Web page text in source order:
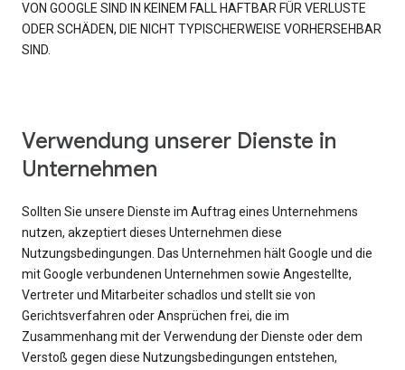
VON GOOGLE SIND IN KEINEM FALL HAFTBAR FÜR VERLUSTE
ODER SCHÄDEN, DIE NICHT TYPISCHERWEISE VORHERSEHBAR
SIND.
Verwendung unserer Dienste in
Unternehmen
Sollten Sie unsere Dienste im Auftrag eines Unternehmens
nutzen, akzeptiert dieses Unternehmen diese
Nutzungsbedingungen. Das Unternehmen hält Google und die
mit Google verbundenen Unternehmen sowie Angestellte,
Vertreter und Mitarbeiter schadlos und stellt sie von
Gerichtsverfahren oder Ansprüchen frei, die im
Zusammenhang mit der Verwendung der Dienste oder dem
Verstoß gegen diese Nutzungsbedingungen entstehen,